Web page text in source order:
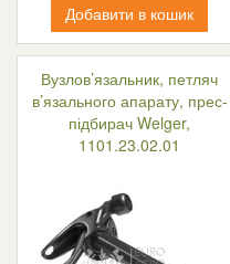
Добавити в кошик
Вузлов’язальник, петляч
в’язального апарату, прес-
підбирач Welger,
1101.23.02.01